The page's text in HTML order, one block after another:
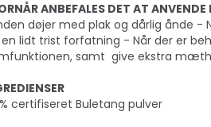
ANBEFALES DET AT
døjer med plak og dårlig ånde -
en lidt trist forfatning - Når der er
samt give ekstra
certifiseret Buletang pulver